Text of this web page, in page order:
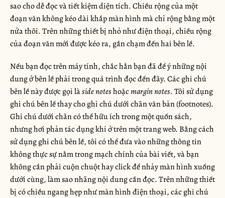
sao cho dễ đọc và tiết kiệm diện tích. Chiều rộng của một
đoạn văn không kéo dài khắp màn hình mà chỉ rộng bằng một
nửa thôi. Trên những thiết bị nhỏ như điện thoại, chiều rộng
của đoạn văn mới được kéo ra, gần chạm đến hai bên lề.
Nếu bạn đọc trên máy tính, chắc hẳn bạn đã để ý những nội
dung ở bên lề phải trong quá trình đọc đến đây. Các ghi chú
bên lề này được gọi làside noteshoặcmargin notes. Tôi sử dụng
ghi chú bên lề thay cho ghi chú dưới chân văn bản (footnotes).
Ghi chú dưới chân có thể hữu ích trong một quốn sách,
nhưng hơi phản tác dụng khi ở trên một trang web. Bằng cách
sử dụng ghi chú bên lề, tôi có thể đưa vào những thông tin
không thực sự nằm trong mạch chính của bài viết, và bạn
không cần phải cuộn chuột hay click để nhảy màn hình xuống
dưới cùng, làm sao nhãng nội dung cần đọc. Trên những thiết
bị có chiều ngang hẹp như màn hình điện thoại, các ghi chú